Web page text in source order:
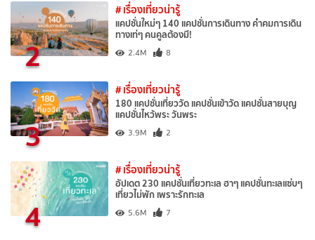
2
# เรื่องเที่ยวน่ารู้
แคปชั่นใหม่ๆ 140 แคปชั่นการเดินทาง คำคมการเดิน
ทางเท่ๆ คนคูลต้องมี!
2.4M 8
3
# เรื่องเที่ยวน่ารู้
180 แคปชั่นเที่ยววัด แคปชั่นเข้าวัด แคปชั่นสายบุญ
แคปชั่นไหว้พระ วันพระ
3.9M 2
4
# เรื่องเที่ยวน่ารู้
อัปเดต 230 แคปชั่นเที่ยวทะเล ฮาๆ แคปชั่นทะเลแซ่บๆ
เที่ยวไม่พัก เพราะรักทะเล
5.6M 7